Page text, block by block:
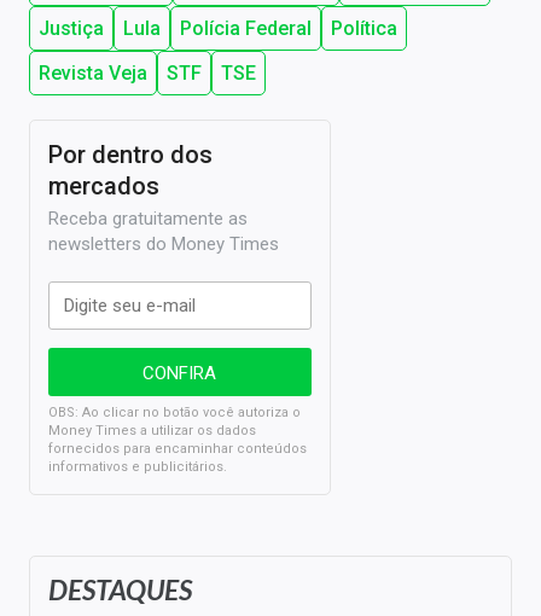
Justiça
Lula Polícia Federal
Política
Revista Veja
STF TSE
DESTAQUES
Por dentro dos
mercados
Receba gratuitamente as
newsletters do Money Times
OBS: Ao clicar no botão você autoriza o
Money Times a utilizar os dados
fornecidos para encaminhar conteúdos
informativos e publicitários.